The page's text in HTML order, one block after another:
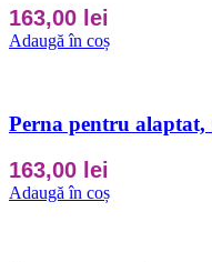
163,00 lei
Adaugă în coș
Perna pentru alaptat,
163,00 lei
Adaugă în coș